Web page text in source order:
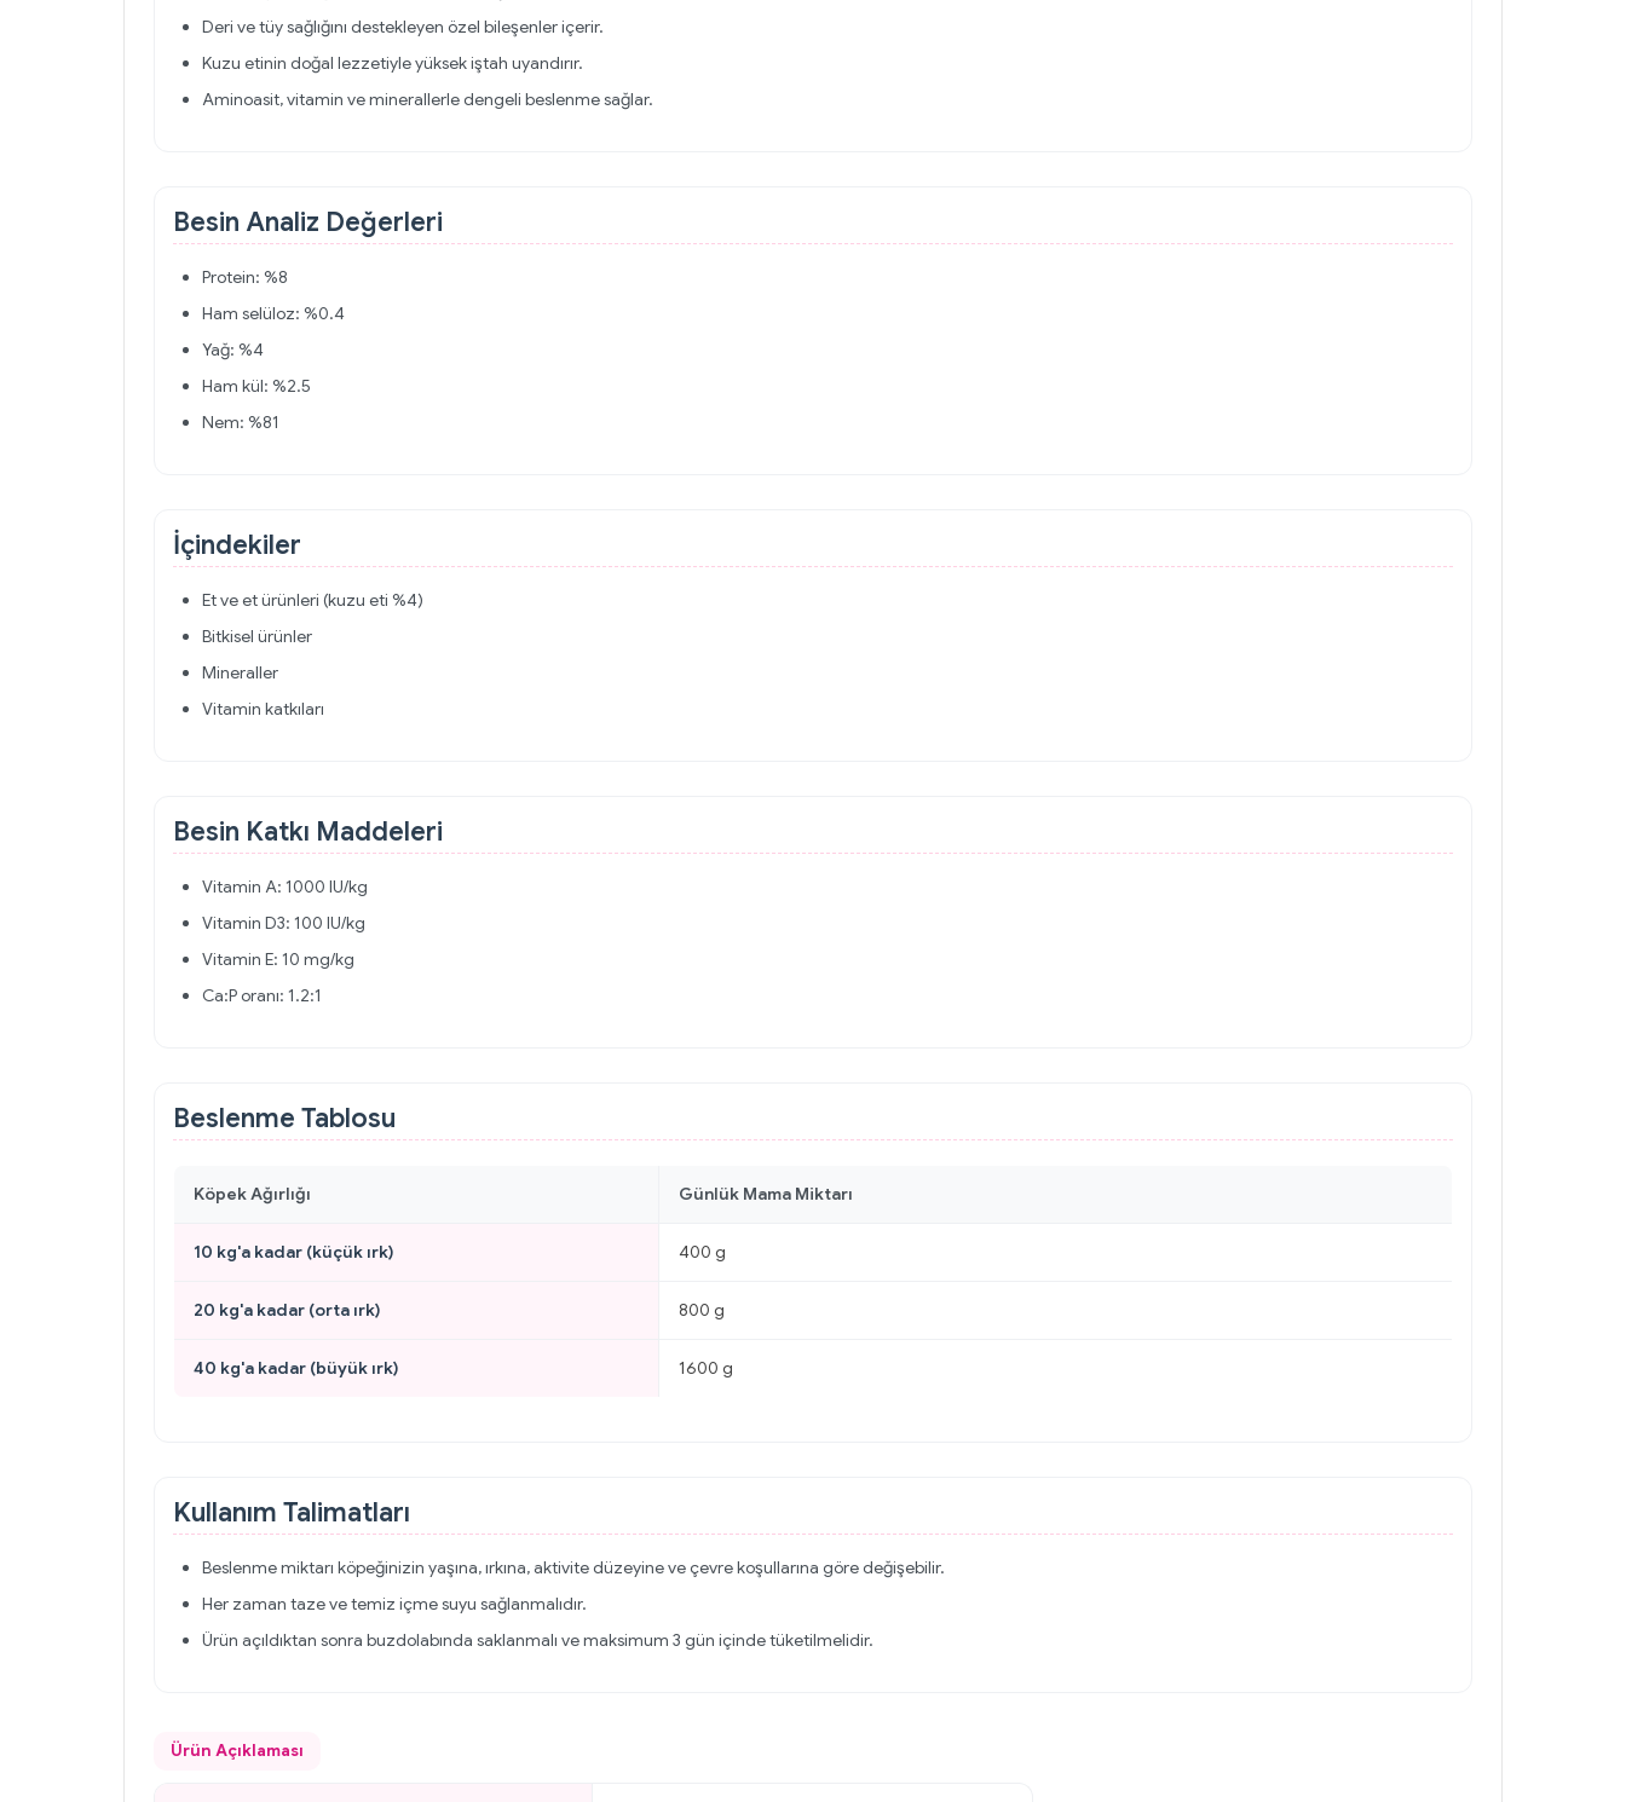
Deri ve tüy sağlığını destekleyen özel bileşenler içerir.
Kuzu etinin doğal lezzetiyle yüksek iştah uyandırır.
Aminoasit, vitamin ve minerallerle dengeli beslenme sağlar.
Besin Analiz Değerleri
Protein: %8
Ham selüloz: %0.4
Yağ: %4
Ham kül: %2.5
Nem: %81
İçindekiler
Et ve et ürünleri (kuzu eti %4)
Bitkisel ürünler
Mineraller
Vitamin katkıları
Besin Katkı Maddeleri
Vitamin A: 1000 IU/kg
Vitamin D3: 100 IU/kg
Vitamin E: 10 mg/kg
Ca:P oranı: 1.2:1
Beslenme Tablosu
Köpek Ağırlığı Günlük Mama Miktarı
10 kg'a kadar (küçük ırk) 400 g
20 kg'a kadar (orta ırk) 800 g
40 kg'a kadar (büyük ırk) 1600 g
Kullanım Talimatları
Beslenme miktarı köpeğinizin yaşına, ırkına, aktivite düzeyine ve çevre koşullarına göre değişebilir.
Her zaman taze ve temiz içme suyu sağlanmalıdır.
Ürün açıldıktan sonra buzdolabında saklanmalı ve maksimum 3 gün içinde tüketilmelidir.
Ürün Açıklaması